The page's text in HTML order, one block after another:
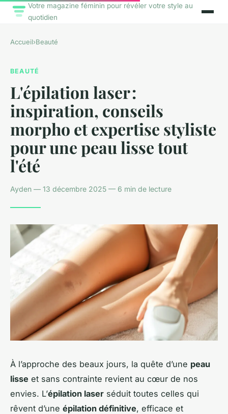
Votre magazine féminin pour révéler votre style au
quotidien
Accueil›Beauté
BEAUTÉ
L'épilation laser :
inspiration, conseils
morpho et expertise styliste
pour une peau lisse tout
l'été
Ayden — 13 décembre 2025 — 6 min de lecture
À l’approche des beaux jours, la quête d’une peau
lisse et sans contrainte revient au cœur de nos
envies. L’épilation laser séduit toutes celles qui
rêvent d’une épilation définitive, efficace et